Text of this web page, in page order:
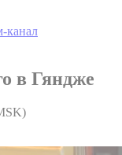
канал
в Гяндже